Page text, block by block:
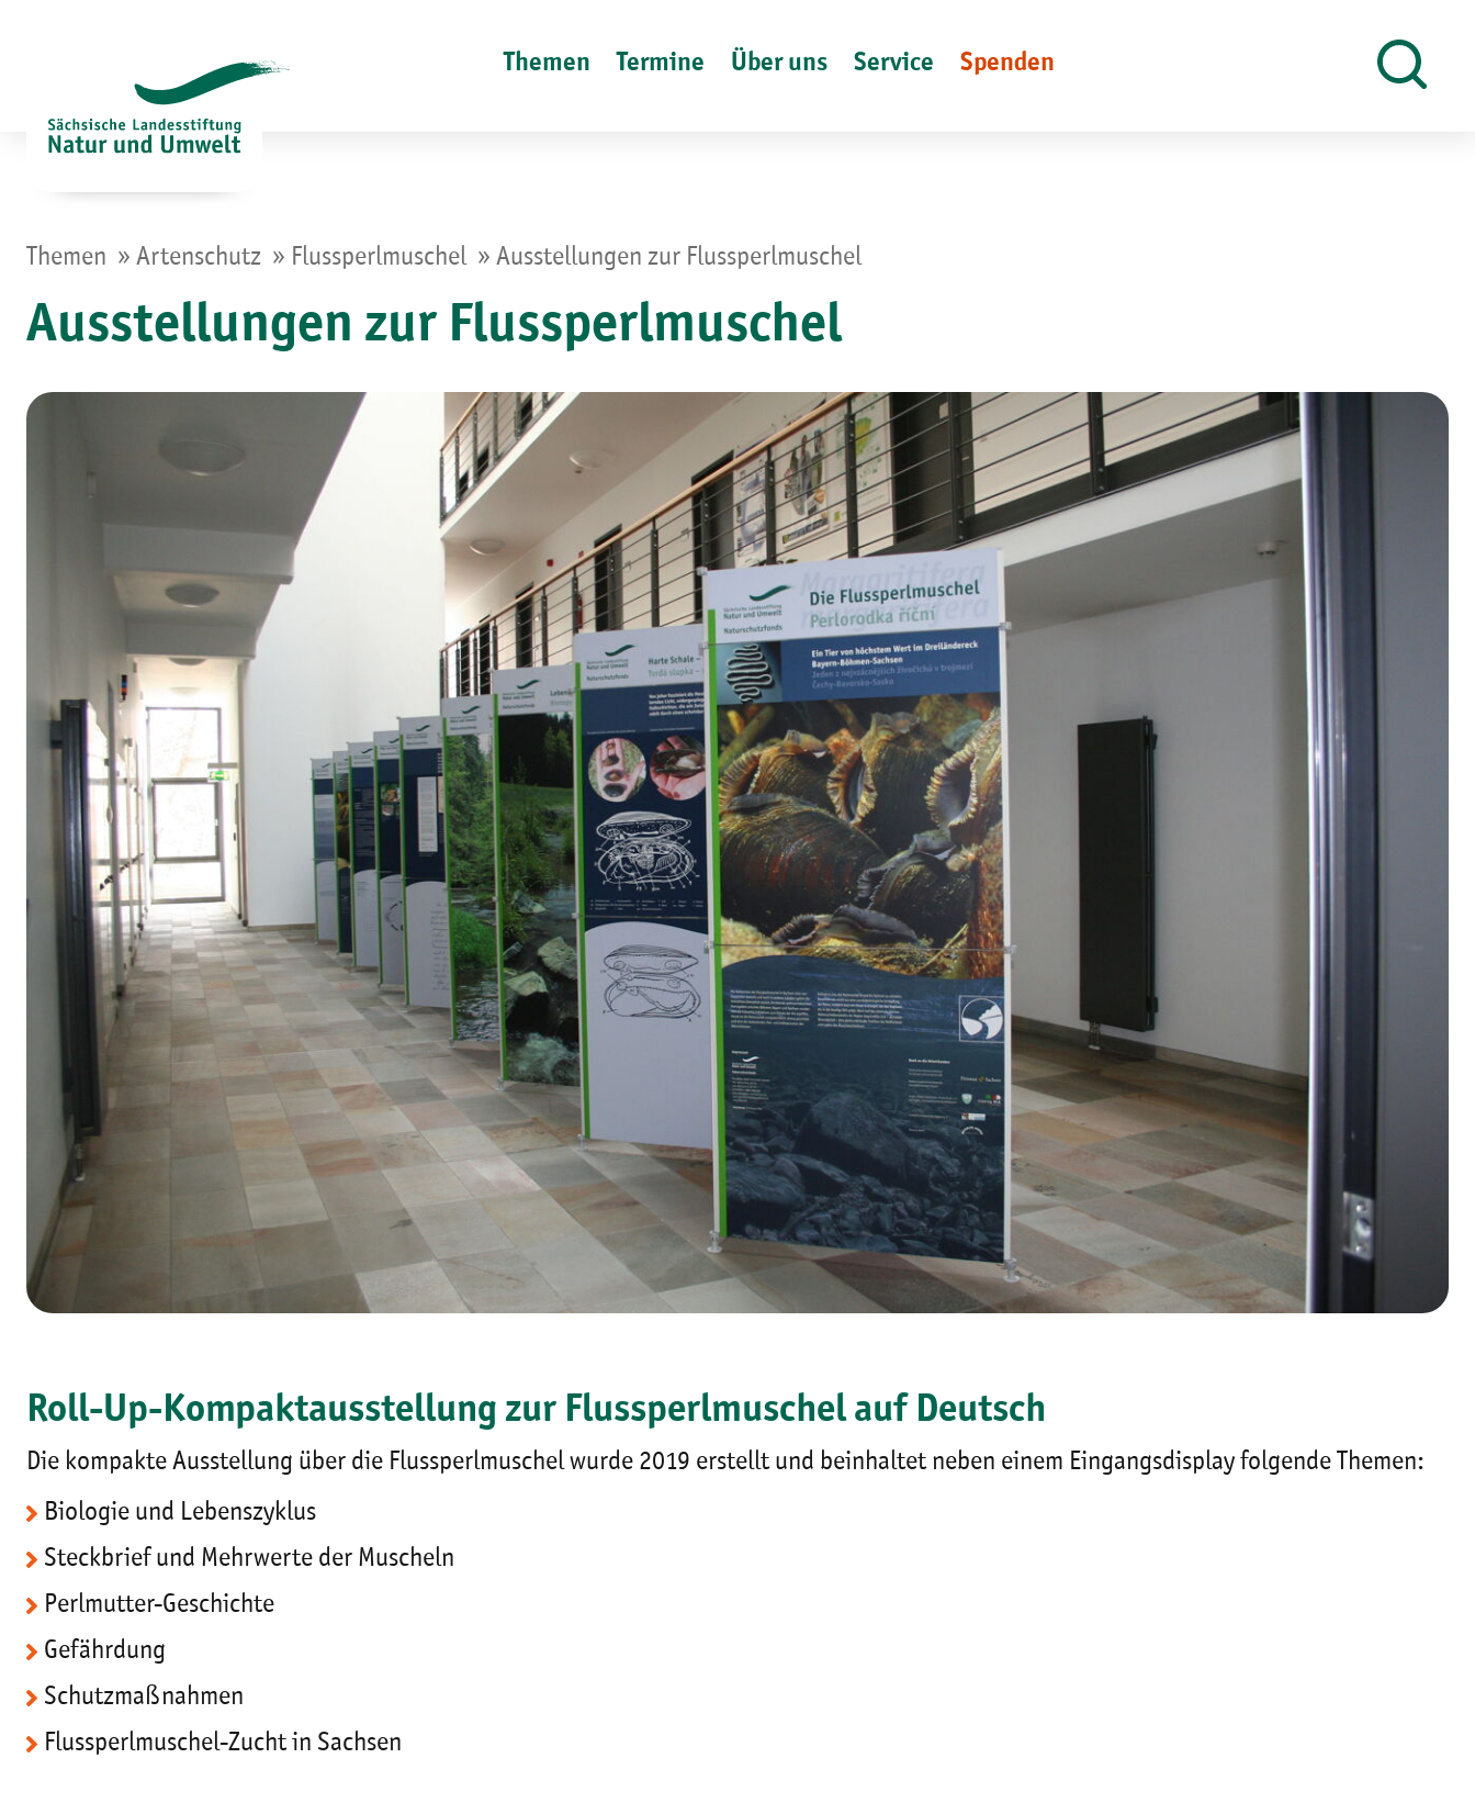
Themen Termine Über uns Service Spenden
Themen » Artenschutz » Flussperlmuschel » Ausstellungen zur Flussperlmuschel
Ausstellungen zur Flussperlmuschel
Roll-Up-Kompaktausstellung zur Flussperlmuschel auf Deutsch
Die kompakte Ausstellung über die Flussperlmuschel wurde 2019 erstellt und beinhaltet neben einem Eingangsdisplay folgende Themen:
Biologie und Lebenszyklus
Steckbrief und Mehrwerte der Muscheln
Perlmutter-Geschichte
Gefährdung
Schutzmaßnahmen
Flussperlmuschel-Zucht in Sachsen